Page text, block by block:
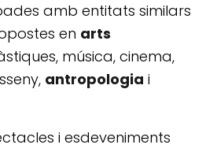
amb entitats similars
en arts
música, cinema,
antropologia i
i esdeveniments